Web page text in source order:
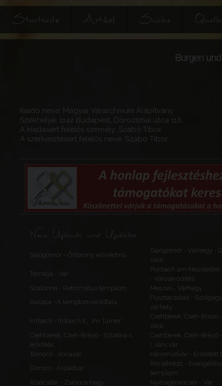
Startseite Artikel Suche
Burgen
Kiadó neve: Magyar Várarchívum Alapítvány
Székhelye: 1142 Budapest, Dorozsmai utca 118.
A kiadásért felelős személy: Szabó Tibor
A szerkesztésért felelős neve: Szabó Tibor
Neue Uploads und Updates
Sajógömör - Őrtorony, elővédmű
Sajógömör - Várhegy -
vára
Tornalja - Vár
Purbach am Neusiedler
- Városerődítés
Szalonna - Református templom
Meszes - Várhegy
Rakaca - A templom erődfala
Pusztacsalád -
várhely
Imbach - Imbach II., „Im Turner”
Csehberek, Cseh-Brézó
vára
Csehberek, Cseh-Brézó - Szlatina II.
erődítés
Csehberek, Cseh-Brézó
I. sáncvár
Tömörd - Ilonavár
Háromudvar - Erődített
Dömös - Árpádvár
Rimabrézó -
templom
Alsócsitár - Zsibrica hegy
Nyitragerencsér - Vár